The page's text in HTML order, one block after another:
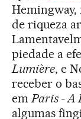
Hemingway,
de riqueza
piedade a
Lumière, e
receber o
emParis - A
algumas